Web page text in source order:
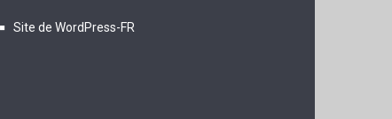
Site de WordPress-FR